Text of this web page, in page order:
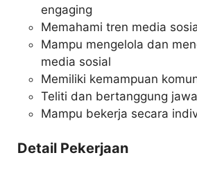
engaging
Memahami tren media
Mampu mengelola dan
media sosial
Memiliki kemampuan
Teliti dan bertanggung
Mampu bekerja secara
Detail Pekerjaan